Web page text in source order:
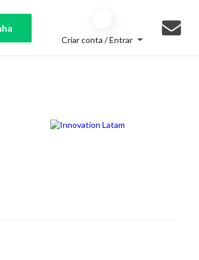
Criar conta / Entrar